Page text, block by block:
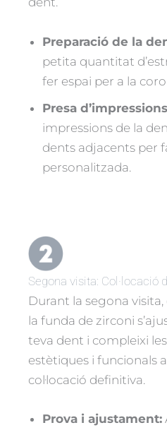
Preparació de la
petita quantitat
fer espai per a la
Presa
impressions de la
dents adjacents per
personalitzada.
Segona visita: Col·locació
Durant la segona
la funda de zirconi
teva dent i compleixi
estètiques i funcionals
col·locació definitiva.
Prova i ajustament: